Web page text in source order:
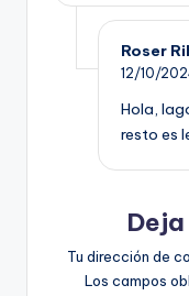
Roser
12/10/
Hola,
resto es
Tu dirección de
Los campos